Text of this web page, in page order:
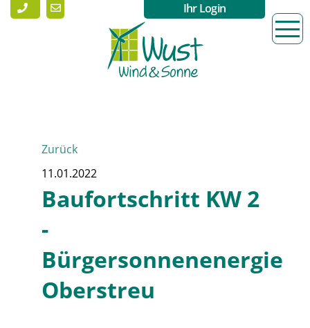
Ihr Login
Zurück
11.01.2022
Baufortschritt KW 2
-
Bürgersonnenenergie
Oberstreu